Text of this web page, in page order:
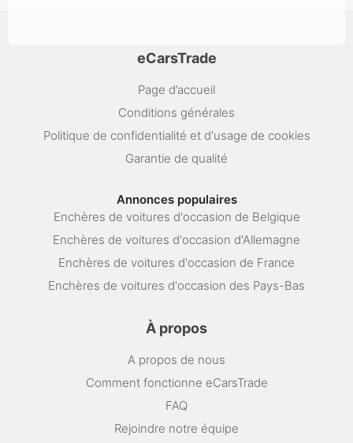
eCarsTrade
Page d’accueil
Conditions générales
Politique de confidentialité et d'usage de cookies
Garantie de qualité
Annonces populaires
Enchères de voitures d'occasion de Belgique
Enchères de voitures d'occasion d'Allemagne
Enchères de voitures d'occasion de France
Enchères de voitures d'occasion des Pays-Bas
À propos
A propos de nous
Comment fonctionne eCarsTrade
FAQ
Rejoindre notre équipe